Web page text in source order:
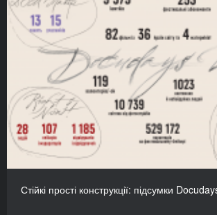
Стійкі прості конструкції: підсумки